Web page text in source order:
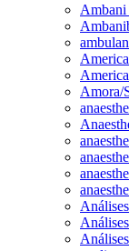
Amora/
Análises